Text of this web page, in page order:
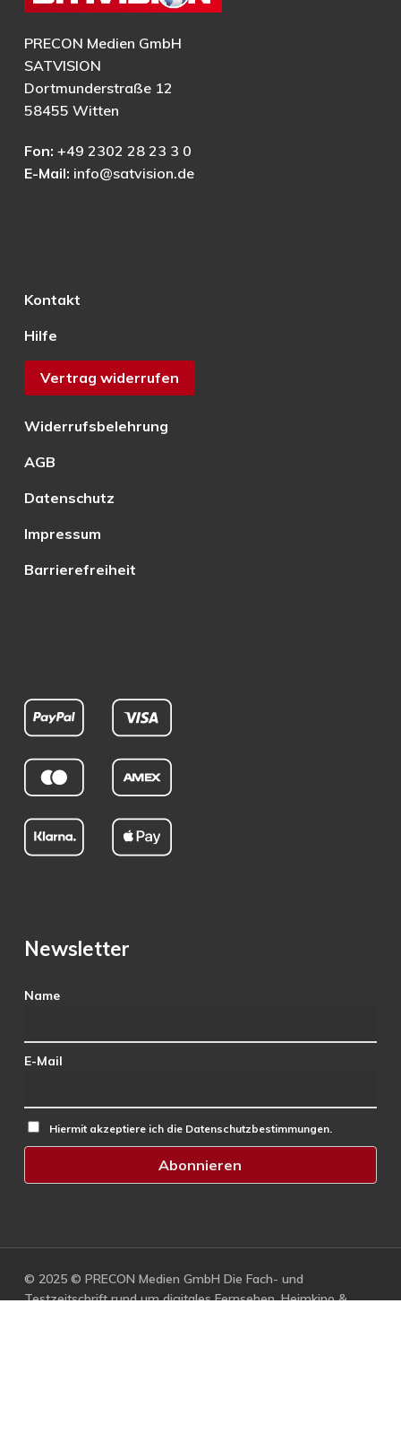
PRECON Medien GmbH
SATVISION
Dortmunderstraße 12
58455 Witten
Fon: +49 2302 28 23 3 0
E-Mail: info@satvision.de
Kontakt
Hilfe
Vertrag widerrufen
Widerrufsbelehrung
AGB
Datenschutz
Impressum
Barrierefreiheit
Newsletter
Name
E-Mail
Hiermit akzeptiere ich die Datenschutzbestimmungen.
© 2025 © PRECON Medien GmbH Die Fach- und
Testzeitschrift rund um digitales Fernsehen, Heimkino &